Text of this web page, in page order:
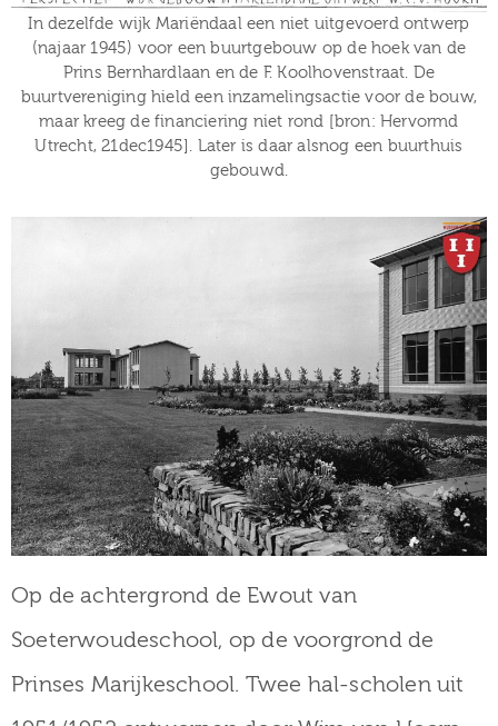
In dezelfde wijk Mariëndaal een niet uitgevoerd ontwerp
(najaar 1945) voor een buurtgebouw op de hoek van de
Prins Bernhardlaan en de F. Koolhovenstraat. De
buurtvereniging hield een inzamelingsactie voor de bouw,
maar kreeg de financiering niet rond [bron: Hervormd
Utrecht, 21dec1945]. Later is daar alsnog een buurthuis
gebouwd.
Op de achtergrond de Ewout van
Soeterwoudeschool, op de voorgrond de
Prinses Marijkeschool. Twee hal-scholen uit